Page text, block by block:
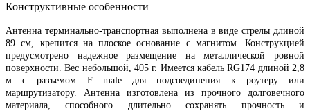
Конструктивные особенности
Антенна терминально-транспортная выполнена в виде стрелы длиной
89 см, крепится на плоское основание с магнитом. Конструкцией
предусмотрено надежное размещение на металлической ровной
поверхности. Вес небольшой, 405 г. Имеется кабель RG174 длиной 2,8
м с разъемом F male для подсоединения к роутеру или
маршрутизатору. Антенна изготовлена из прочного долговечного
материала, способного длительно сохранять прочность и